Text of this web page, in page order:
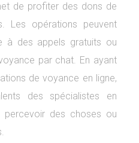
de profiter des dons de
Les opérations peuvent
à des appels gratuits ou
par chat. En ayant
de voyance en ligne,
des spécialistes en
percevoir des choses ou